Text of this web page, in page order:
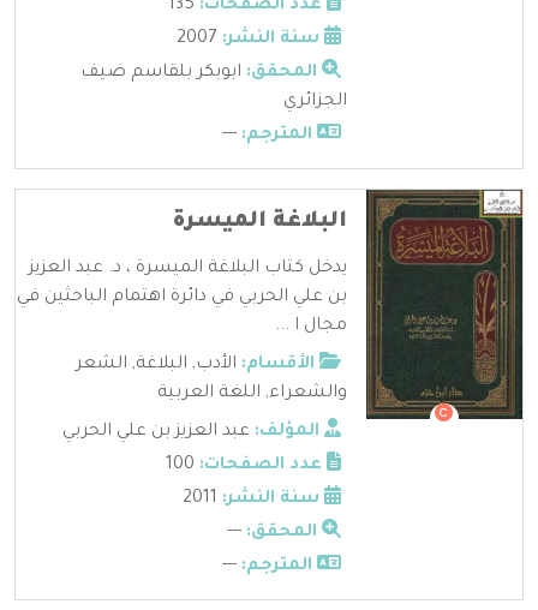
عدد الصفحات:
سنة النشر:
المحقق: ابوبكر بلقاسم ضيف
الجزائري
المترجم: ---
البلاغة الميسرة
يدخل كتاب البلاغة الميسرة ، د. عبد العزيز
بن علي الحربي في دائرة اهتمام الباحثين في
مجال ا ...
الأقسام: الأدب, البلاغة, الشعر
والشعراء, اللغة العربية
المؤلف: عبد العزيز بن علي الحربي
عدد الصفحات:
سنة النشر:
المحقق: ---
المترجم: ---